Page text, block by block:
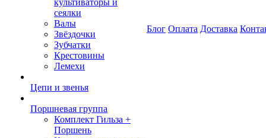
культиваторы и
сеялки
Валы
Звёздочки
Зубчатки
Крестовины
Лемехи
Цепи и звенья
Поршневая группа
Комплект Гильза +
Поршень
Блог Оплата Доставка